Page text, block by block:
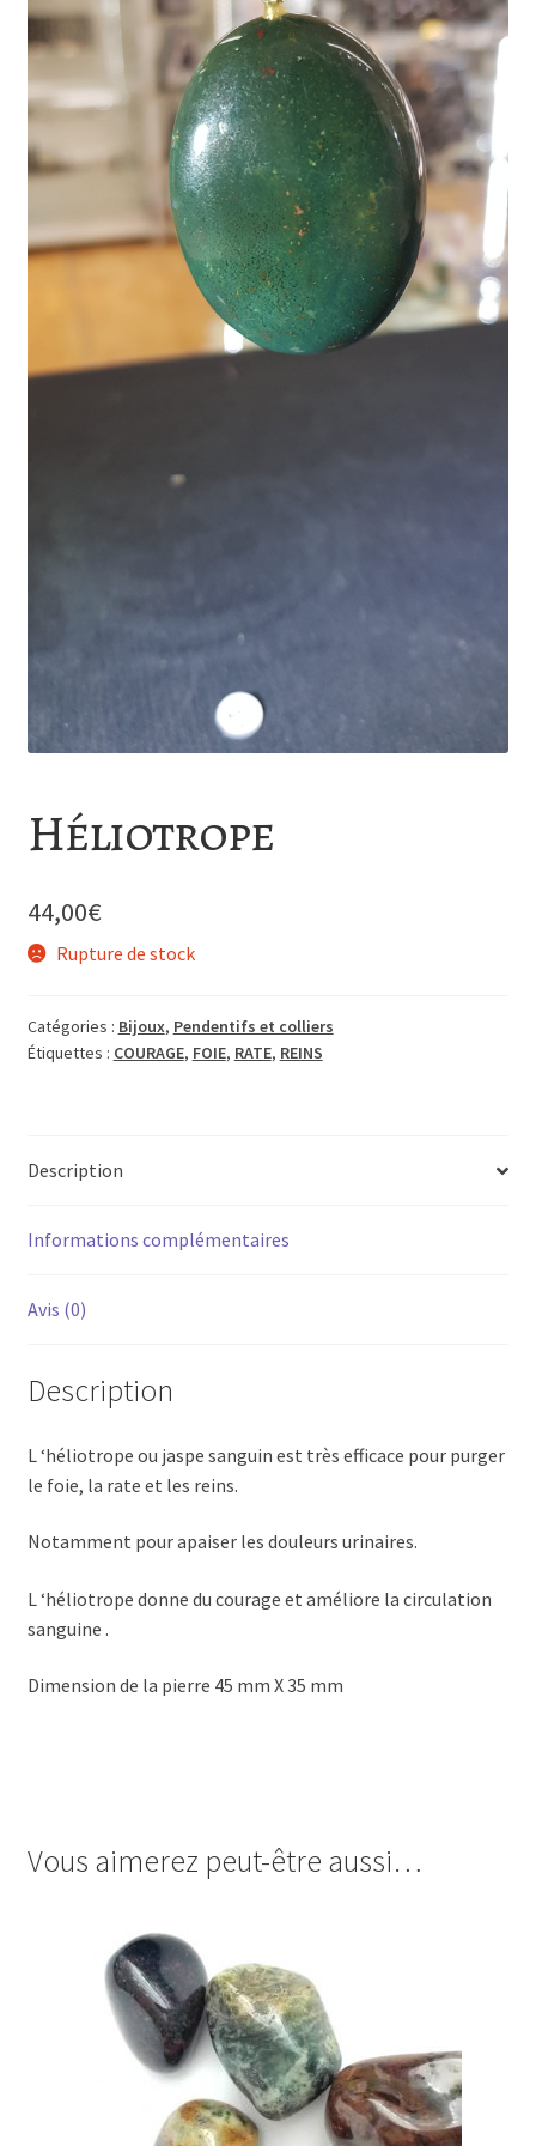
Héliotrope
44,00€
Rupture de stock
Catégories : Bijoux, Pendentifs et colliers
Étiquettes : COURAGE, FOIE, RATE, REINS
Description
Informations complémentaires
Avis (0)
Description
L ‘héliotrope ou jaspe sanguin est très efficace pour purger
le foie, la rate et les reins.
Notamment pour apaiser les douleurs urinaires.
L ‘héliotrope donne du courage et améliore la circulation
sanguine .
Dimension de la pierre 45 mm X 35 mm
Vous aimerez peut-être aussi…